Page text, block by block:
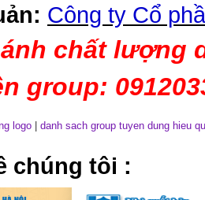
Công ty Cổ
chất lượng
group:
logo danh sach group tuyen dung hieu
chúng tôi :